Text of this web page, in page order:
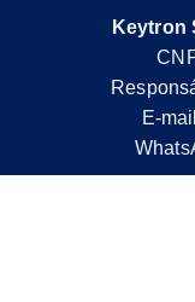
Keytron
E-